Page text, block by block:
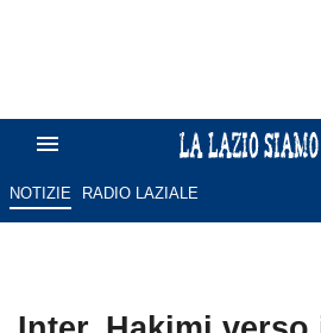
NOTIZIE RADIO LAZIALE